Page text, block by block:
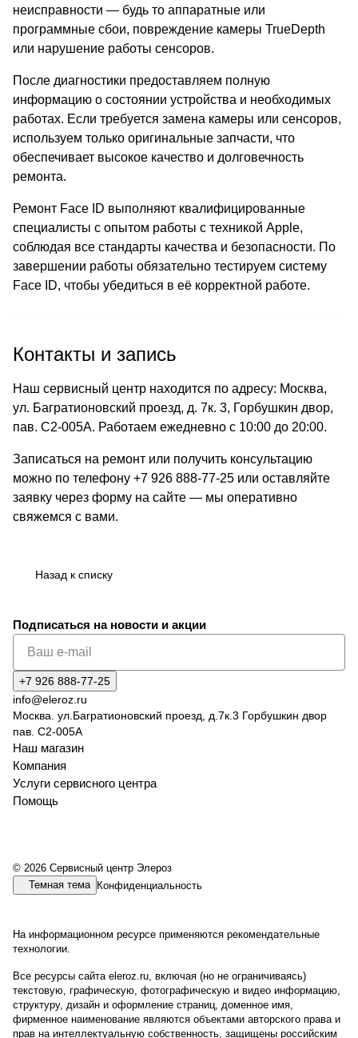
неисправности — будь то аппаратные или
программные сбои, повреждение камеры TrueDepth
или нарушение работы сенсоров.
После диагностики предоставляем полную
информацию о состоянии устройства и необходимых
работах. Если требуется замена камеры или сенсоров,
используем только оригинальные запчасти, что
обеспечивает высокое качество и долговечность
ремонта.
Ремонт Face ID выполняют квалифицированные
специалисты с опытом работы с техникой Apple,
соблюдая все стандарты качества и безопасности. По
завершении работы обязательно тестируем систему
Face ID, чтобы убедиться в её корректной работе.
Контакты и запись
Наш сервисный центр находится по адресу: Москва,
ул. Багратионовский проезд, д. 7к. 3, Горбушкин двор,
пав. C2-005A. Работаем ежедневно с 10:00 до 20:00.
Записаться на ремонт или получить консультацию
можно по телефону +7 926 888-77-25 или оставляйте
заявку через форму на сайте — мы оперативно
свяжемся с вами.
Назад к списку
Подписаться на новости и акции
+7 926 888-77-25
info@eleroz.ru
Москва. ул.Багратионовский проезд, д.7к.3 Горбушкин двор
пав. C2-005A
Наш магазин
Компания
Услуги сервисного центра
Помощь
© 2026 Сервисный центр Элероз
Темная тема Конфиденциальность
На информационном ресурсе применяются рекомендательные
технологии.
Все ресурсы сайта eleroz.ru, включая (но не ограничиваясь)
текстовую, графическую, фотографическую и видео информацию,
структуру, дизайн и оформление страниц, доменное имя,
фирменное наименование являются объектами авторского права и
прав на интеллектуальную собственность, защищены российским